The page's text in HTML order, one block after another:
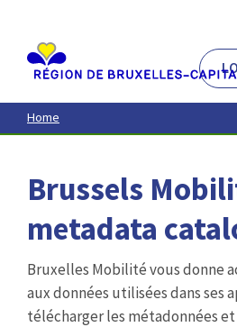
contenu
principal
Home
Brussels
metadata
Bruxelles Mobilité vous donne
aux données utilisées dans ses
télécharger les métadonnées